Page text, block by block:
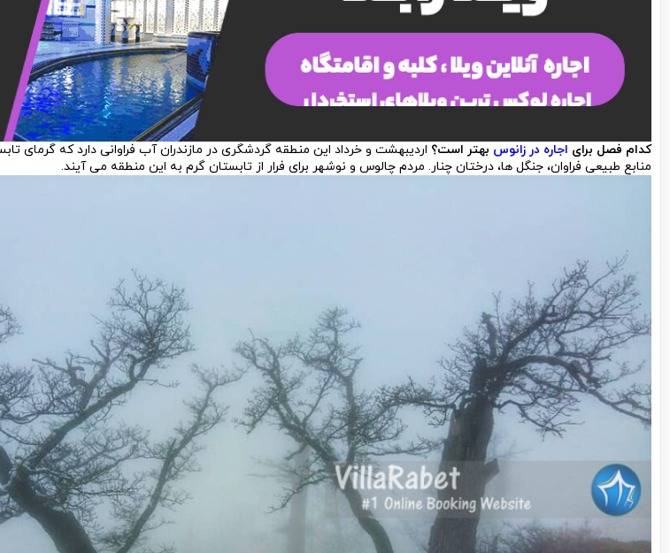
کدام فصل برای اجاره در زانوس بهتر است؟ اردیبهشت و خرداد این منطقه گردشگری در مازندران آب فراوانی دارد که گرمای
منابع طبیعی فراوان، جنگل ها، درختان چنار. مردم چالوس و نوشهر برای فرار از تابستان گرم به این منطقه می آیند.